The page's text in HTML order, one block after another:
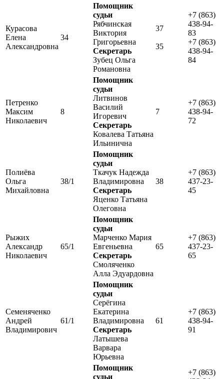
Курасова
Елена
Александровна
34
Помощник
судьи
Рябчинская
Виктория
Григорьевна
Секретарь
Зубец Ольга
Романовна
37
35
+7 (863)
438-94-
83
+7 (863)
438-94-
84
Петренко
Максим
Николаевич
8
Помощник
судьи
Литвинов
Василий
Игоревич
Секретарь
Ковалева Татьяна
Ильинична
7
+7 (863)
438-94-
72
Полиёва
Ольга
Михайловна
38/1
Помощник
судьи
Ткачук Надежда
Владимировна
Секретарь
Яценко Татьяна
Олеговна
38
+7 (863)
437-23-
45
Рыжих
Александр
Николаевич
65/1
Помощник
судьи
Марченко Мария
Евгеньевна
Секретарь
Смоляченко
Алла Эдуардовна
65
+7 (863)
437-23-
65
Семеняченко
Андрей
Владимирович
61/1
Помощник
судьи
Серёгина
Екатерина
Владимировна
Секретарь
Латышева
Варвара
Юрьевна
61
+7 (863)
438-94-
91
Помощник
судьи
+7 (863)